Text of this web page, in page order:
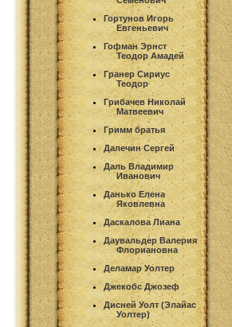
Гортунов Игорь
Евгеньевич
Гофман Эрнст
Теодор Амадей
Гранер Сириус
Теодор
Грибачев Николай
Матвеевич
Гримм братья
Далечин Сергей
Даль Владимир
Иванович
Данько Елена
Яковлевна
Даскалова Лиана
Даувальдер Валерия
Флориановна
Деламар Уолтер
Джекобс Джозеф
Дисней Уолт (Элайас
Уолтер)